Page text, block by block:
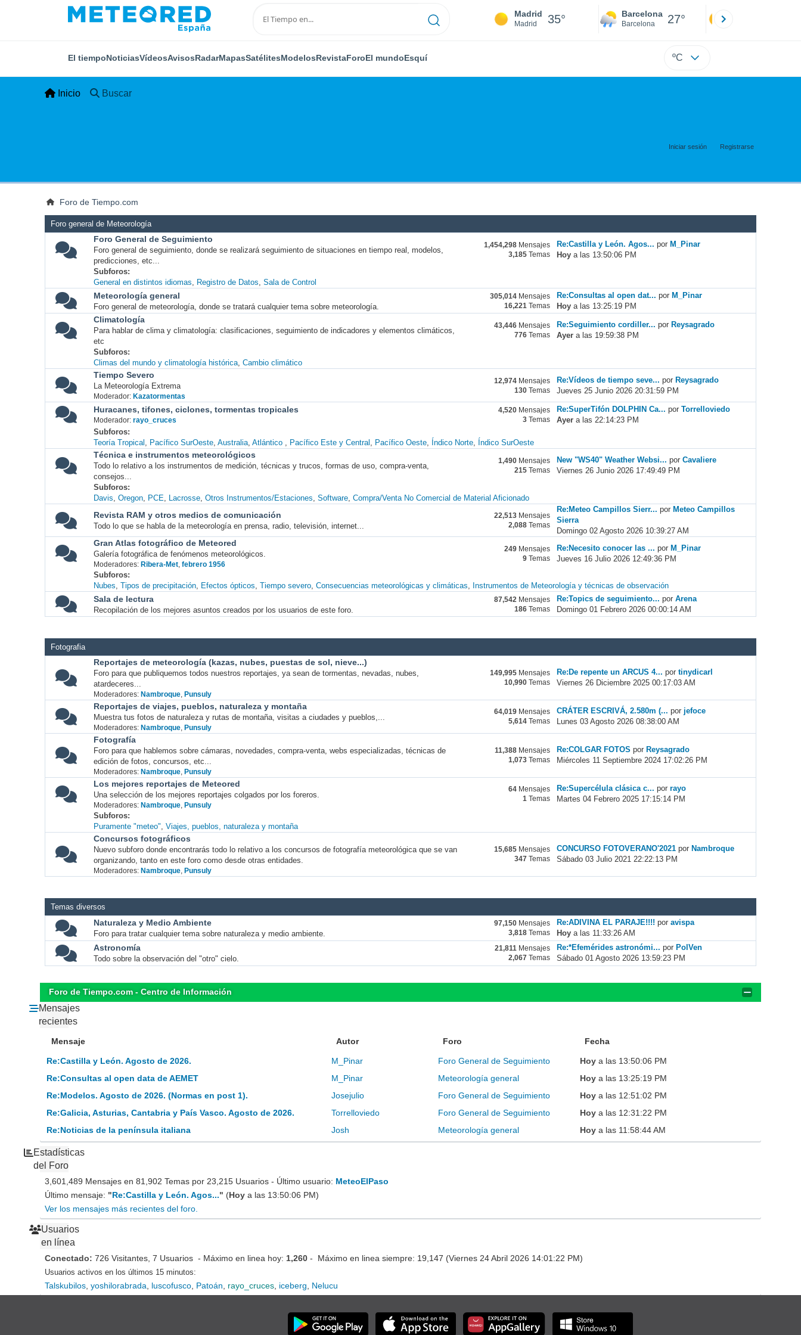
Madrid
Madrid 35° Barcelona
Barcelona 27°
El tiempoNoticiasVídeosAvisosRadarMapasSatélitesModelosRevistaForoEl mundoEsquí ºC
Inicio Buscar
Iniciar sesión Registrarse
Foro de Tiempo.com
Foro general de Meteorología
Foro General de Seguimiento
Foro general de seguimiento, donde se realizará seguimiento de situaciones en tiempo real, modelos,
predicciones, etc...
1,454,298 Mensajes
3,185 Temas
Re:Castilla y León. Agos... por M_Pinar
Hoy a las 13:50:06 PM
Subforos
General en distintos idiomas
Registro de Datos Sala de Control
Meteorología general
Foro general de meteorología, donde se tratará cualquier tema sobre meteorología.
305,014 Mensajes
16,221 Temas
Re:Consultas al open dat... porM_Pinar
Hoy a las 13:25:19 PM
Climatología
Para hablar de clima y climatología: clasificaciones, seguimiento de indicadores y elementos climáticos,
etc
43,446 Mensajes
776 Temas
Re:Seguimiento cordiller... por Reysagrado
Ayer a las 19:59:38 PM
Subforos
Climas del mundo y climatología histórica Cambio climático
Tiempo Severo
La Meteorología Extrema
Moderador: Kazatormentas
12,974 Mensajes
130 Temas
Re:Vídeos de tiempo seve... porReysagrado
Jueves 25 Junio 2026 20:31:59 PM
Huracanes, tifones, ciclones, tormentas tropicales
Moderador: rayo_cruces
4,520 Mensajes
3 Temas
Re:SuperTifón DOLPHIN Ca... porTorrelloviedo
Ayer a las 22:14:23 PM
Subforos
Teoría Tropical
Pacífico SurOeste Australia Atlántico Pacífico Este y Central Pacífico Oeste Índico Norte Índico SurOeste
Técnica e instrumentos meteorológicos
Todo lo relativo a los instrumentos de medición, técnicas y trucos, formas de uso, compra-venta,
consejos...
1,490 Mensajes
215 Temas
New "WS40" Weather Websi... porCavaliere
Viernes 26 Junio 2026 17:49:49 PM
Subforos
Davis Oregon PCE Lacrosse Otros Instrumentos/Estaciones Software Compra/Venta No Comercial de Material Aficionado
Revista RAM y otros medios de comunicación
Todo lo que se habla de la meteorología en prensa, radio, televisión, internet...
22,513 Mensajes
2,088 Temas
Re:Meteo Campillos Sierr... por Meteo Campillos
Sierra
Domingo 02 Agosto 2026 10:39:27 AM
Gran Atlas fotográfico de Meteored
Galería fotográfica de fenómenos meteorológicos.
Moderadores: Ribera-Met, febrero 1956
249 Mensajes
9 Temas
Re:Necesito conocer las ... porM_Pinar
Jueves 16 Julio 2026 12:49:36 PM
Subforos
Nubes Tipos de precipitación Efectos ópticos Tiempo severo Consecuencias meteorológicas y climáticas Instrumentos de Meteorología y técnicas de observación
Sala de lectura
Recopilación de los mejores asuntos creados por los usuarios de este foro.
87,542 Mensajes
186 Temas
Re:Topics de seguimiento... porArena
Domingo 01 Febrero 2026 00:00:14 AM
Fotografia
Reportajes de meteorología (kazas, nubes, puestas de sol, nieve...)
Foro para que publiquemos todos nuestros reportajes, ya sean de tormentas, nevadas, nubes,
atardeceres...
Moderadores: Nambroque, Punsuly
149,995 Mensajes
10,990 Temas
Re:De repente un ARCUS 4... portinydicarl
Viernes 26 Diciembre 2025 00:17:03 AM
Reportajes de viajes, pueblos, naturaleza y montaña
Muestra tus fotos de naturaleza y rutas de montaña, visitas a ciudades y pueblos,...
Moderadores: Nambroque, Punsuly
64,019 Mensajes
5,614 Temas
CRÁTER ESCRIVÁ, 2.580m (... por jefoce
Lunes 03 Agosto 2026 08:38:00 AM
Fotografía
Foro para que hablemos sobre cámaras, novedades, compra-venta, webs especializadas, técnicas de
edición de fotos, concursos, etc...
Moderadores: Nambroque, Punsuly
11,388 Mensajes
1,073 Temas
Re:COLGAR FOTOS por Reysagrado
Miércoles 11 Septiembre 2024 17:02:26 PM
Los mejores reportajes de Meteored
Una selección de los mejores reportajes colgados por los foreros.
Moderadores: Nambroque, Punsuly
64 Mensajes
1 Temas
Re:Supercélula clásica c... porrayo
Martes 04 Febrero 2025 17:15:14 PM
Subforos
Puramente "meteo" Viajes, pueblos, naturaleza y montaña
Concursos fotográficos
Nuevo subforo donde encontrarás todo lo relativo a los concursos de fotografía meteorológica que se van
organizando, tanto en este foro como desde otras entidades.
Moderadores: Nambroque, Punsuly
15,685 Mensajes
347
Temas
CONCURSO FOTOVERANO'2021 por Nambroque
Sábado 03 Julio 2021 22:22:13 PM
Temas diversos
Naturaleza y Medio Ambiente
Foro para tratar cualquier tema sobre naturaleza y medio ambiente.
97,150 Mensajes
3,818 Temas
Re:ADIVINA EL PARAJE!!!! poravispa
Hoy a las 11:33:26 AM
Astronomía
Todo sobre la observación del "otro" cielo.
21,811 Mensajes
2,067
Temas
Re:*Efemérides astronómi... por PolVen
Sábado 01 Agosto 2026 13:59:23 PM
Foro de Tiempo.com - Centro de Información
Mensajes
recientes
Mensaje Autor Foro Fecha
Re:Castilla y León. Agosto de 2026. M_Pinar Foro General de Seguimiento Hoy a las 13:50:06 PM
Re:Consultas al open data de AEMET
M_Pinar Meteorología general Hoy a las 13:25:19 PM
Re:Modelos. Agosto de 2026. (Normas en post 1).
Josejulio Foro General de Seguimiento Hoy a las 12:51:02 PM
Re:Galicia, Asturias, Cantabria y País Vasco. Agosto de 2026.
Torrelloviedo Foro General de Seguimiento Hoy a las 12:31:22 PM
Re:Noticias de la península italiana
Josh Meteorología general Hoy a las 11:58:44 AM
Estadísticas
del Foro
3,601,489 Mensajes en 81,902 Temas por 23,215 Usuarios - Último usuario: MeteoElPaso
Último mensaje: "Re:Castilla y León. Agos..." (Hoy a las 13:50:06 PM)
Ver los mensajes más recientes del foro.
Usuarios
en línea
Conectado:726 Visitantes, 7 Usuarios - Máximo en linea hoy: 1,260 - Máximo en linea siempre: 19,147 (Viernes 24 Abril 2026 14:01:22 PM)
Usuarios activos en los últimos 15 minutos:
Talskubilos ,yoshilorabrada luscofusco Patoán rayo_cruces iceberg Nelucu